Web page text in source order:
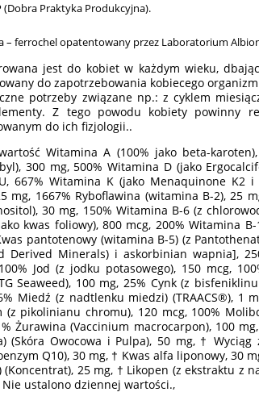
Praktyka Produkcyjna).
– ferrochel opatentowany przez Laboratorium
jest do kobiet w każdym wieku,
do zapotrzebowania kobiecego
potrzeby związane np.: z cyklem
Z tego powodu kobiety powinny
do ich fizjologii..
Witamina A (100% jako beta-
300 mg, 500% Witamina D (jako
667% Witamina K (jako Menaquinone K2 i
mg, 1667% Ryboflawina (witamina B-2), 25
30 mg, 150% Witamina B-6 (z
kwas foliowy), 800 mcg, 200% Witamina
pantotenowy (witamina B-5) (z
Derived Minerals) i askorbinian wapnia],
Jod (z jodku potasowego), 150 mcg,
Seaweed), 100 mg, 25% Cynk (z bisfeniklinu
Miedź (z nadtlenku miedzi) (TRAACS®), 1
(z pikolinianu chromu), 120 mcg, 100%
Żurawina (Vaccinium macrocarpon), 100
(Skóra Owocowa i Pulpa), 50 mg, † Wyciąg
Q10), 30 mg, † Kwas alfa liponowy, 30
(Koncentrat), 25 mg, † Likopen (z ekstraktu z
ustalono dziennej wartości.,